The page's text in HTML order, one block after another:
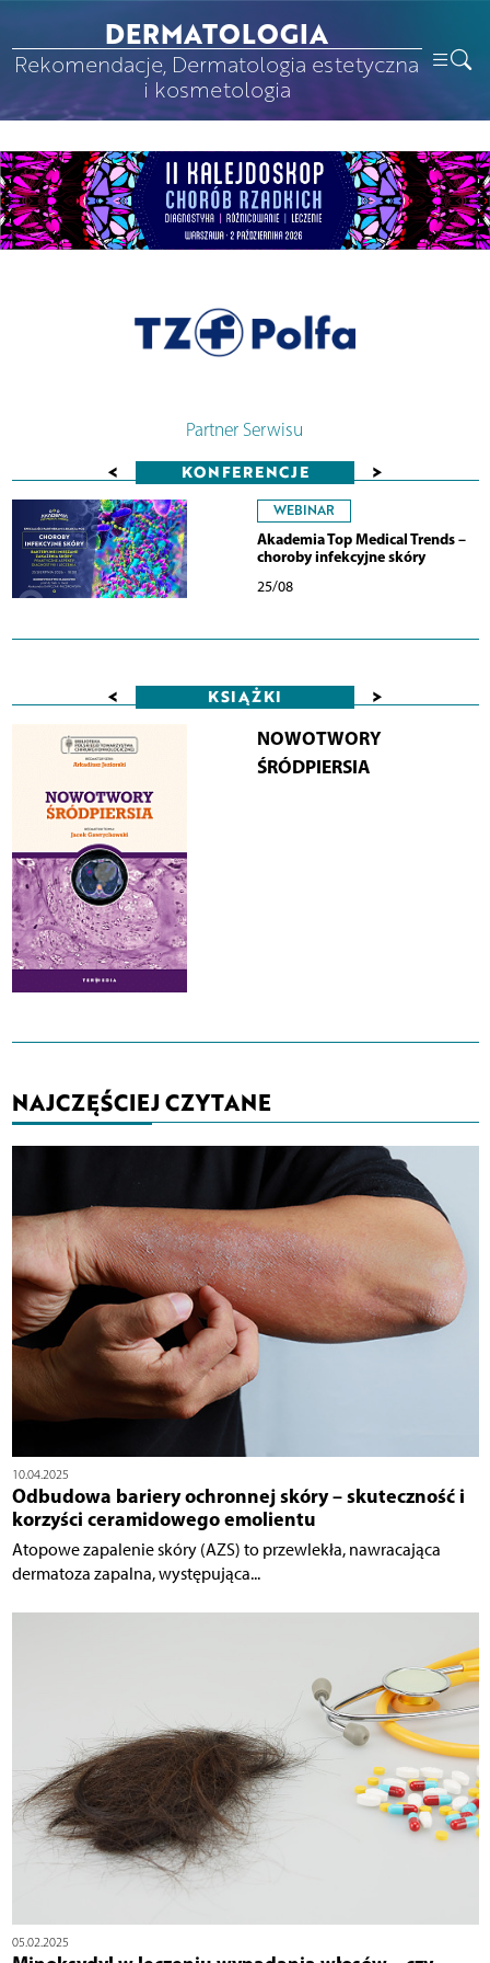
DERMATOLOGIA
Rekomendacje, Dermatologia estetyczna
i kosmetologia
Partner Serwisu
< KONFERENCJE >
WEBINAR
Akademia Top Medical Trends –
choroby infekcyjne skóry
25/08
< KSIĄŻKI >
NOWOTWORY
ŚRÓDPIERSIA
NAJCZĘŚCIEJ CZYTANE
10.04.2025
Odbudowa bariery ochronnej skóry – skuteczność i
korzyści ceramidowego emolientu
Atopowe zapalenie skóry (AZS) to przewlekła, nawracająca
dermatoza zapalna, występująca...
05.02.2025